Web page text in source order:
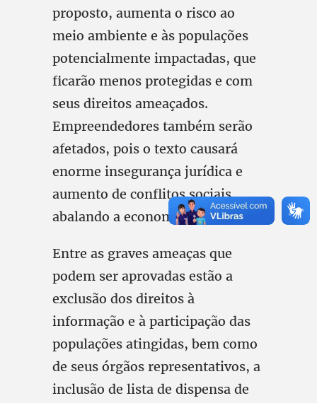
proposto, aumenta o risco ao
meio ambiente e às populações
potencialmente impactadas, que
ficarão menos protegidas e com
seus direitos ameaçados.
Empreendedores também serão
afetados, pois o texto causará
enorme insegurança jurídica e
aumento de conflitos sociais,
abalando a economia do País.
Entre as graves ameaças que
podem ser aprovadas estão a
exclusão dos direitos à
informação e à participação das
populações atingidas, bem como
de seus órgãos representativos, a
inclusão de lista de dispensa de